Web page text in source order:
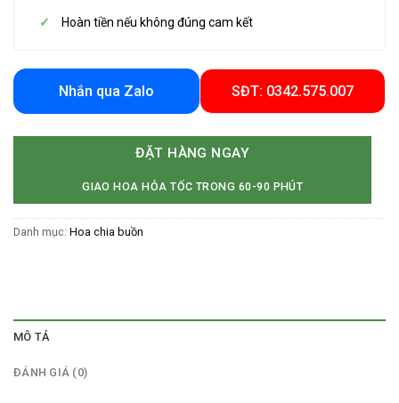
Hoàn tiền nếu không đúng cam kết
Nhắn qua Zalo SĐT: 0342.575.007
ĐẶT HÀNG NGAY
GIAO HOA HỎA TỐC TRONG 60-90 PHÚT
Danh mục: Hoa chia buồn
MÔ TẢ
ĐÁNH GIÁ (0)